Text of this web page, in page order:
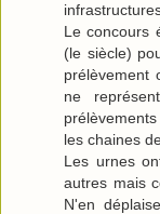
Le concours
(le siècle)
prélèvement
ne
les chaines
Les urnes
autres mais
N'en